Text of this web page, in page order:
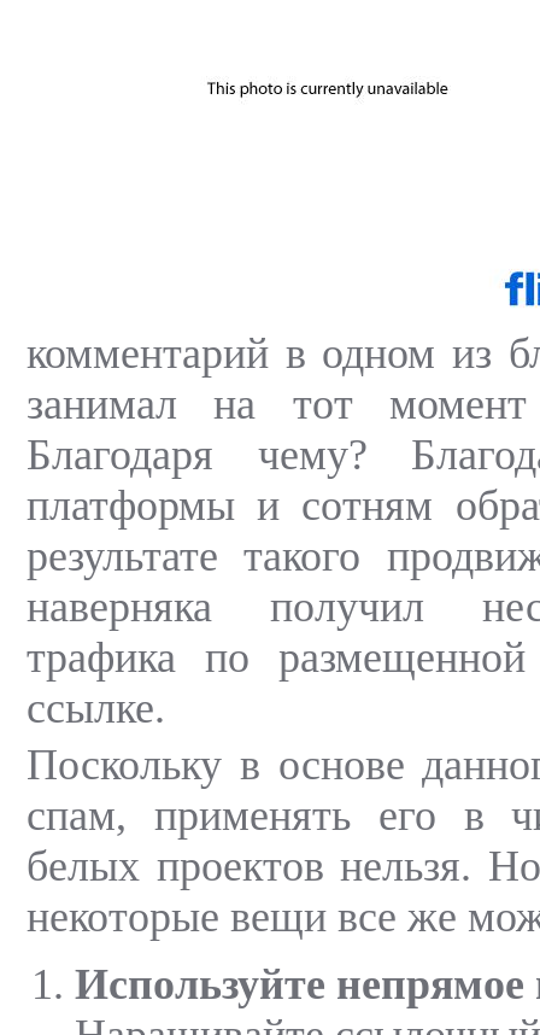
комментарий в одном из
занимал на тот
Благодаря чему?
платформы и сотням
результате такого
наверняка получил
трафика по
ссылке.
Поскольку в основе
спам, применять его в
белых проектов нельзя.
некоторые вещи все же
Используйте